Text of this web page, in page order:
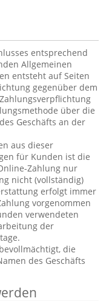
entsprechend
Allgemeinen
entsteht auf Seiten
gegenüber dem
über die
Geschäfts an der
aus dieser
für Kunden ist die
Zahlung nur
nicht (vollständig)
erfolgt immer
vorgenommen
verwendeten
der
die
des Geschäfts